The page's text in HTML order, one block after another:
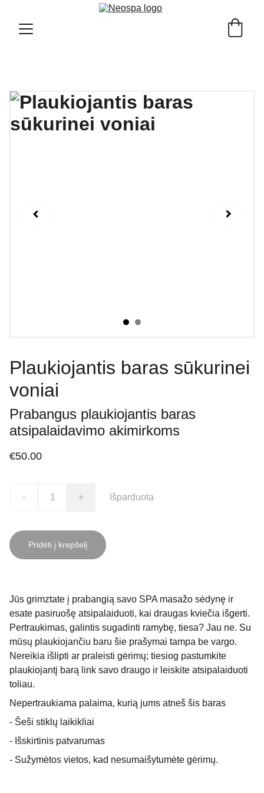
Plaukiojantis baras sūkurinei
voniai
Prabangus plaukiojantis baras
atsipalaidavimo akimirkoms
€50.00
- + Išparduota
Pridėti į krepšelį
Jūs grimztate į prabangią savo SPA masažo sėdynę ir
esate pasiruošę atsipalaiduoti, kai draugas kviečia išgerti.
Pertraukimas, galintis sugadinti ramybę, tiesa? Jau ne. Su
mūsų plaukiojančiu baru šie prašymai tampa be vargo.
Nereikia išlipti ar praleisti gėrimų; tiesiog pastumkite
plaukiojantį barą link savo draugo ir leiskite atsipalaiduoti
toliau.
Nepertraukiama palaima, kurią jums atneš šis baras
- Šeši stiklų laikikliai
- Išskirtinis patvarumas
- Sužymėtos vietos, kad nesumaišytumėte gėrimų.